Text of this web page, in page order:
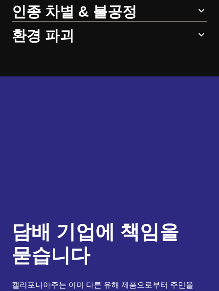
인종 차별 & 불공정
환경 파괴
담배 기업에 책임을
묻습니다
캘리포니아주는 이미 다른 유해 제품으로부터 주민을